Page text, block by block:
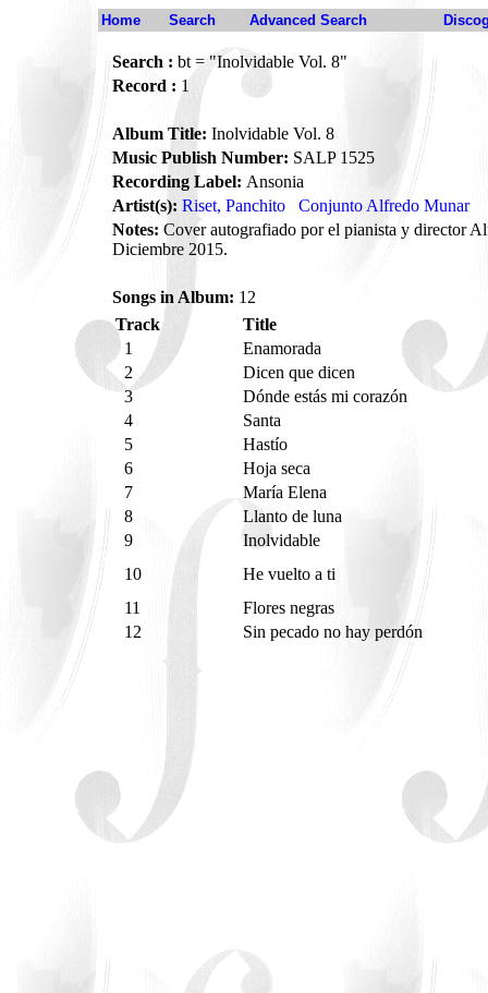
Home Search Advanced Search
Search : bt = "Inolvidable Vol. 8"
Record : 1
Album Title: Inolvidable Vol. 8
Music Publish Number: SALP 1525
Recording Label: Ansonia
Artist(s): Riset, Panchito
Conjunto Alfredo Munar
Notes: Cover autografiado por el pianista y director
Diciembre 2015.
Songs in Album: 12
Track
Title
1
Enamorada
2
Dicen que dicen
3
Dónde estás mi corazón
4
Santa
5
Hastío
6
Hoja seca
7
María Elena
8
Llanto de luna
9
Inolvidable
10
He vuelto a ti
11
Flores negras
12
Sin pecado no hay perdón